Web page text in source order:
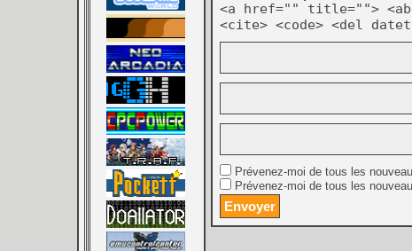
<a href="" title="">
<cite> <code> <del
Prévenez-moi de tous les
Prévenez-moi de tous les